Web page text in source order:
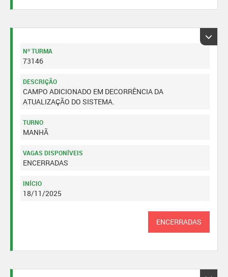
Nº TURMA
73146
DESCRIÇÃO
CAMPO ADICIONADO EM DECORRÊNCIA DA
ATUALIZAÇÃO DO SISTEMA.
TURNO
MANHÃ
VAGAS DISPONÍVEIS
ENCERRADAS
INÍCIO
18/11/2025
ENCERRADAS